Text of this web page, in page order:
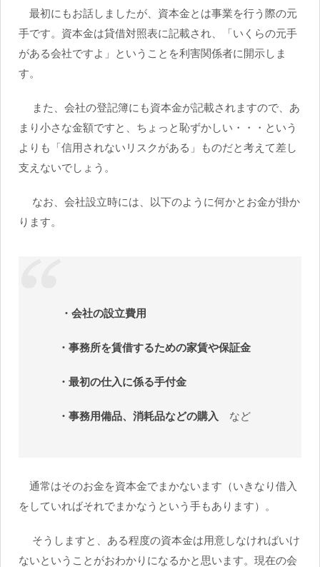
最初にもお話しましたが、資本金とは事業を行う際の元
手です。資本金は貸借対照表に記載され、「いくらの元手
がある会社ですよ」ということを利害関係者に開示しま
す。
また、会社の登記簿にも資本金が記載されますので、あ
まり小さな金額ですと、ちょっと恥ずかしい・・・という
よりも「信用されないリスクがある」ものだと考えて差し
支えないでしょう。
なお、会社設立時には、以下のように何かとお金が掛か
ります。
・会社の設立費用
・事務所を賃借するための家賃や保証金
・最初の仕入に係る手付金
・事務用備品、消耗品などの購入 など
通常はそのお金を資本金でまかないます（いきなり借入
をしていればそれでまかなうという手もあります）。
そうしますと、ある程度の資本金は用意しなければいけ
ないということがおわかりになるかと思います。現在の会